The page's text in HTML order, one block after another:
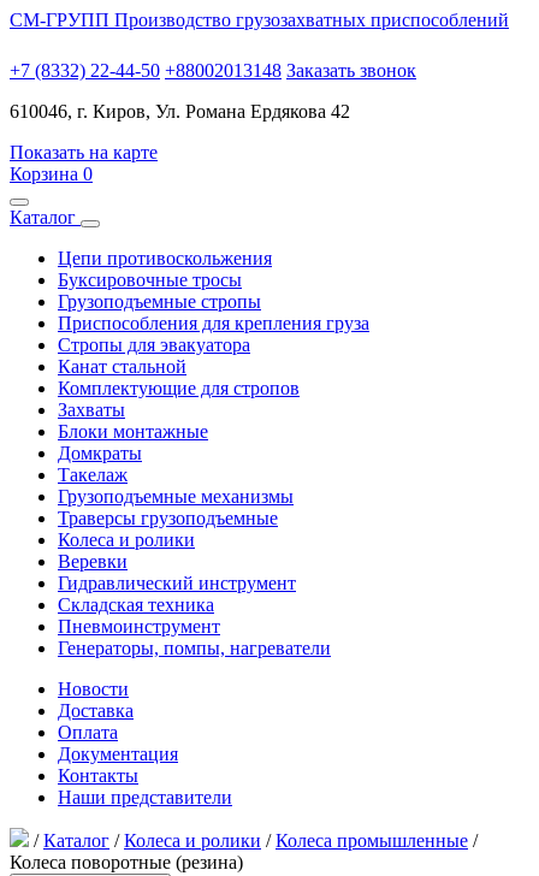
СМ-ГРУПП Производство грузозахватных приспособлений
+7 (8332) 22-44-50 +88002013148 Заказать звонок
610046, г. Киров, Ул. Романа Ердякова 42
Показать на карте
Корзина 0
Каталог
Цепи противоскольжения
Буксировочные тросы
Грузоподъемные стропы
Приспособления для крепления груза
Стропы для эвакуатора
Канат стальной
Комплектующие для стропов
Захваты
Блоки монтажные
Домкраты
Такелаж
Грузоподъемные механизмы
Траверсы грузоподъемные
Колеса и ролики
Веревки
Гидравлический инструмент
Складская техника
Пневмоинструмент
Генераторы, помпы, нагреватели
Новости
Доставка
Оплата
Документация
Контакты
Наши представители
/Каталог /Колеса и ролики /Колеса промышленные /
Колеса поворотные (резина)